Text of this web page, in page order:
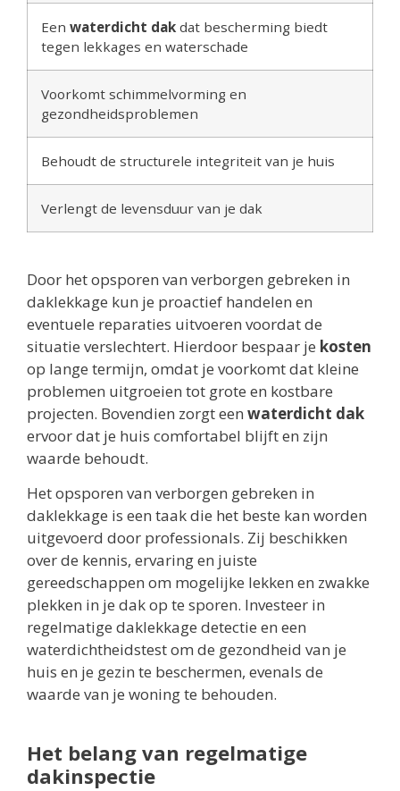
Een waterdicht dak dat bescherming biedt
tegen lekkages en waterschade
Voorkomt schimmelvorming en
gezondheidsproblemen
Behoudt de structurele integriteit van je huis
Verlengt de levensduur van je dak
Door het opsporen van verborgen gebreken in
daklekkage kun je proactief handelen en
eventuele reparaties uitvoeren voordat de
situatie verslechtert. Hierdoor bespaar je kosten
op lange termijn, omdat je voorkomt dat kleine
problemen uitgroeien tot grote en kostbare
projecten. Bovendien zorgt een waterdicht dak
ervoor dat je huis comfortabel blijft en zijn
waarde behoudt.
Het opsporen van verborgen gebreken in
daklekkage is een taak die het beste kan worden
uitgevoerd door professionals. Zij beschikken
over de kennis, ervaring en juiste
gereedschappen om mogelijke lekken en zwakke
plekken in je dak op te sporen. Investeer in
regelmatige daklekkage detectie en een
waterdichtheidstest om de gezondheid van je
huis en je gezin te beschermen, evenals de
waarde van je woning te behouden.
Het belang van regelmatige
dakinspectie